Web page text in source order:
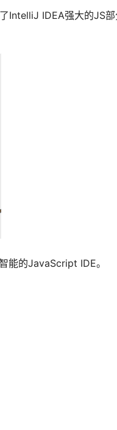
IntelliJ IDEA强大的JS部
能的JavaScript IDE。